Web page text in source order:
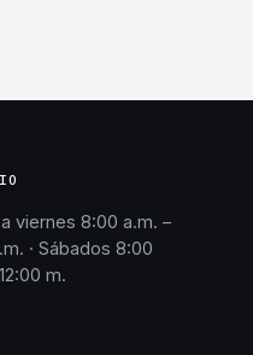
viernes 8:00 a.m. –
· Sábados 8:00
m.